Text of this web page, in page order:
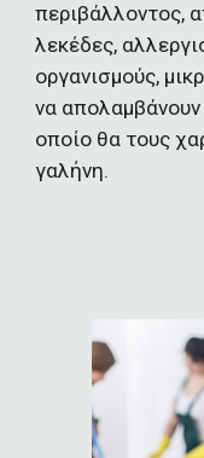
περιβάλλοντος,
λεκέδες,
οργανισμούς,
να
οποίο θα τους
γαλήνη.